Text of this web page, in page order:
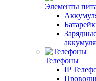
Элементы
Телефоны
IP